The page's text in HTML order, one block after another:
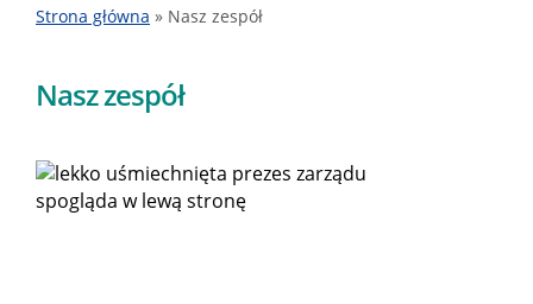
Strona główna » Nasz zespół
Nasz zespół